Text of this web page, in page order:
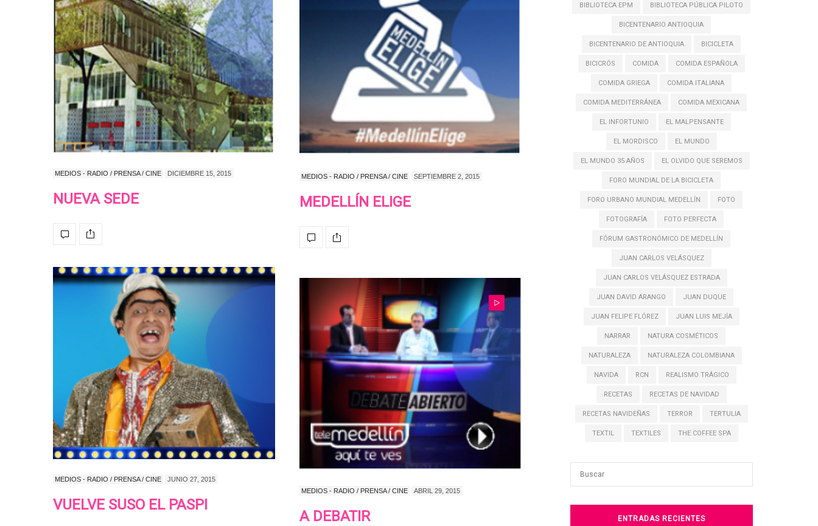
MEDIOS - RADIO / PRENSA / CINE DICIEMBRE 15, 2015
NUEVA SEDE
MEDIOS - RADIO / PRENSA / CINE SEPTIEMBRE 2, 2015
MEDELLÍN ELIGE
MEDIOS - RADIO / PRENSA / CINE JUNIO 27, 2015
VUELVE SUSO EL PASPI
MEDIOS - RADIO / PRENSA / CINE ABRIL 29, 2015
A DEBATIR
BIBLIOTECA EPM BIBLIOTECA PÚBLICA PILOTO
BICENTENARIO ANTIOQUIA
BICENTENARIO DE ANTIOQUIA BICICLETA
BICICRÓS COMIDA COMIDA ESPAÑOLA
COMIDA GRIEGA COMIDA ITALIANA
COMIDA MEDITERRÁNEA COMIDA MEXICANA
EL INFORTUNIO EL MALPENSANTE
EL MORDISCO EL MUNDO
EL MUNDO 35 AÑOS EL OLVIDO QUE SEREMOS
FORO MUNDIAL DE LA BICICLETA
FORO URBANO MUNDIAL MEDELLÍN FOTO
FOTOGRAFÍA FOTO PERFECTA
FÓRUM GASTRONÓMICO DE MEDELLÍN
JUAN CARLOS VELÁSQUEZ
JUAN CARLOS VELÁSQUEZ ESTRADA
JUAN DAVID ARANGO JUAN DUQUE
JUAN FELIPE FLÓREZ JUAN LUIS MEJÍA
NARRAR NATURA COSMÉTICOS
NATURALEZA NATURALEZA COLOMBIANA
NAVIDA RCN REALISMO TRÁGICO
RECETAS RECETAS DE NAVIDAD
RECETAS NAVIDEÑAS TERROR TERTULIA
TEXTIL TEXTILES THE COFFEE SPA
ENTRADAS RECIENTES